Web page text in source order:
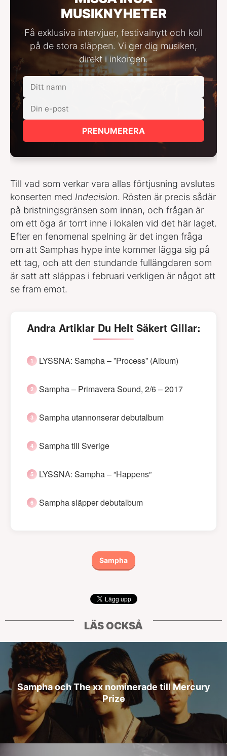
MUSIKNYHETER
Få exklusiva intervjuer, festivalnytt och koll
på de stora släppen. Vi ger dig musiken,
direkt i inkorgen.
PRENUMERERA
Till vad som verkar vara allas förtjusning avslutas
konserten med Indecision. Rösten är precis sådär
på bristningsgränsen som innan, och frågan är
om ett öga är torrt inne i lokalen vid det här laget.
Efter en fenomenal spelning är det ingen fråga
om att Samphas hype inte kommer lägga sig på
ett tag, och att den stundande fullängdaren som
är satt att släppas i februari verkligen är något att
se fram emot.
Andra Artiklar Du Helt Säkert Gillar:
LYSSNA: Sampha – ”Process” (Album)
Sampha – Primavera Sound, 2/6 – 2017
Sampha utannonserar debutalbum
Sampha till Sverige
LYSSNA: Sampha – ”Happens”
Sampha släpper debutalbum
Sampha
LÄS OCKSÅ
Sampha och The xx nominerade till Mercury
Prize